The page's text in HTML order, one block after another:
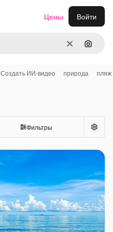
ОчиститьПоиск
Цены Войти
Создать ИИ-видео природа пляж
Фильтры